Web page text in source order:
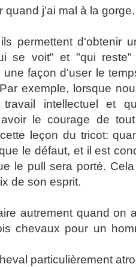
quand j'ai mal à la gorge.
permettent d'obtenir
se voit" et "qui reste"
façon d'user le
exemple, lorsque
intellectuel et
le courage de
leçon du tricot:
le défaut, et il est
le pull sera porté.
de son esprit.
autrement quand on
chevaux pour un
particulièrement